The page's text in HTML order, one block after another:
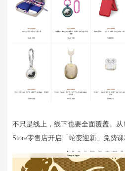
不只是线上，线下也要全面覆盖。从
Store零售店开启「蛇变迎新」免费课